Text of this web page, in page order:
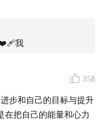
、更笃定的自己。
我
358
步和自己的目标与提升
在把自己的能量和心力